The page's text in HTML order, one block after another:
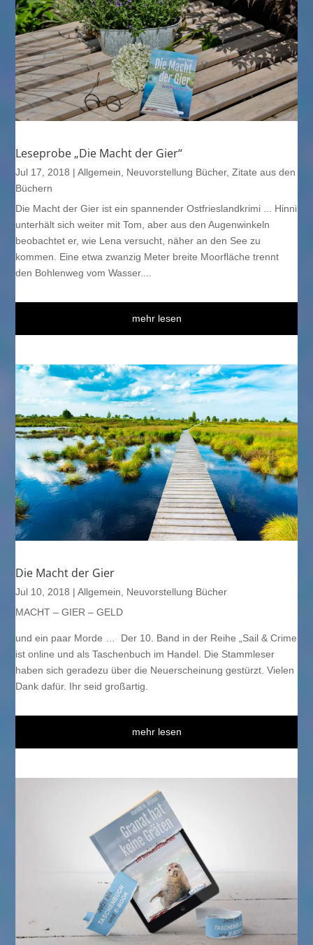
Leseprobe „Die Macht der Gier“
Jul 17, 2018 |Allgemein Neuvorstellung Bücher,Zitate aus den
Büchern
Die Macht der Gier ist ein spannender Ostfrieslandkrimi ... Hinni
unterhält sich weiter mit Tom, aber aus den Augenwinkeln
beobachtet er, wie Lena versucht, näher an den See zu
kommen. Eine etwa zwanzig Meter breite Moorfläche trennt
den Bohlenweg vom Wasser....
mehr lesen
Die Macht der Gier
Jul 10, 2018 |Allgemein
Neuvorstellung Bücher
MACHT – GIER – GELD
und ein paar Morde … Der 10. Band in der Reihe „Sail & Crime
ist online und als Taschenbuch im Handel. Die Stammleser
haben sich geradezu über die Neuerscheinung gestürzt. Vielen
Dank dafür. Ihr seid großartig.
mehr lesen